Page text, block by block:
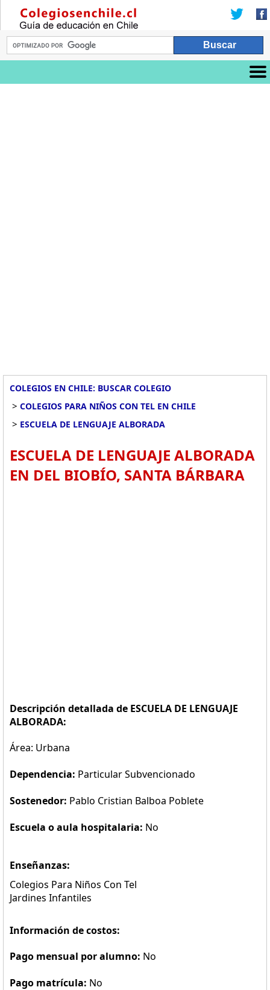
COLEGIOS EN CHILE: BUSCAR COLEGIO
> COLEGIOS PARA NIÑOS CON TEL EN CHILE
> ESCUELA DE LENGUAJE ALBORADA
ESCUELA DE LENGUAJE ALBORADA
EN DEL BIOBÍO, SANTA BÁRBARA
Descripción detallada de ESCUELA DE LENGUAJE
ALBORADA:
Área: Urbana
Dependencia: Particular Subvencionado
Sostenedor: Pablo Cristian Balboa Poblete
Escuela o aula hospitalaria: No
Enseñanzas:
Colegios Para Niños Con Tel
Jardines Infantiles
Información de costos:
Pago mensual por alumno: No
Pago matrícula: No